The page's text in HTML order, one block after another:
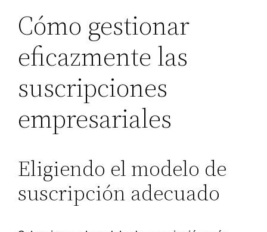
Cómo gestionar
eficazmente las
suscripciones
empresariales
Eligiendo el modelo de
suscripción adecuado